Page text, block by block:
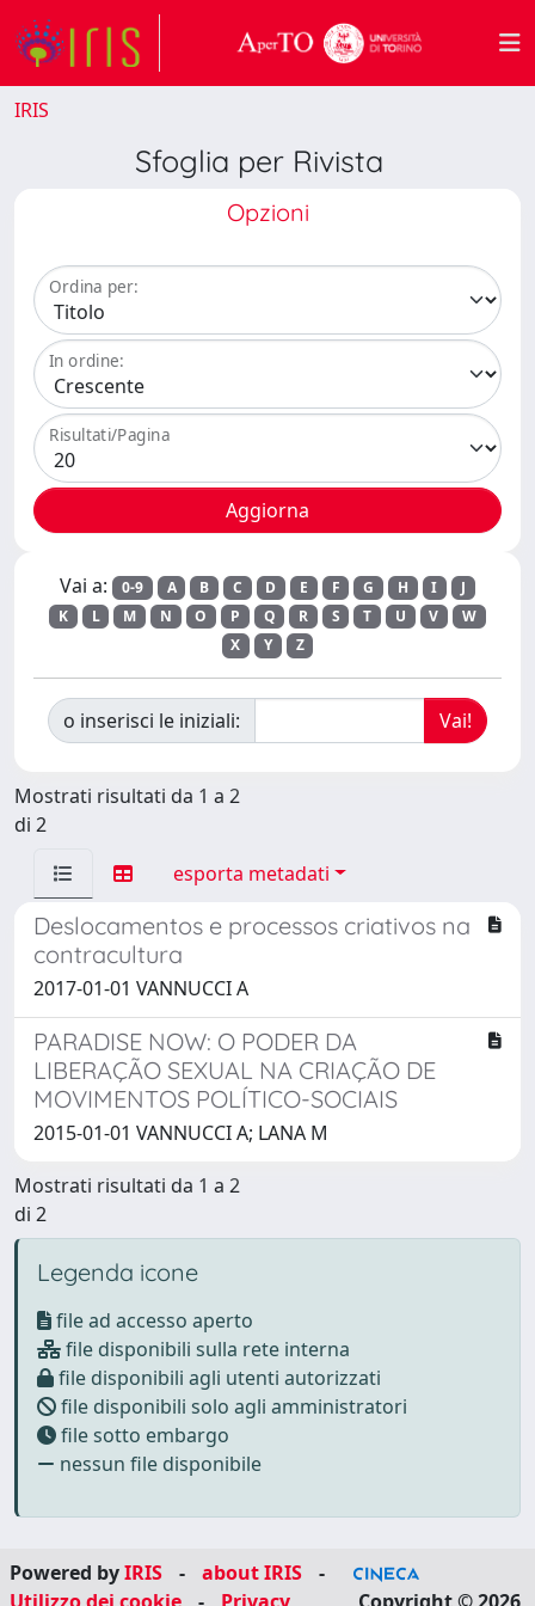
IRIS
Sfoglia per Rivista
Opzioni
Ordina per:
In ordine:
Risultati/Pagina
Vai a: 0-9 A B C D E F G H I
J
K
L M N O P Q R S T U V
W
X
Y Z
o inserisci le iniziali:
Mostrati risultati da 1 a 2
di 2
esporta metadati
Deslocamentos e processos criativos na
contracultura
2017-01-01 VANNUCCI A
PARADISE NOW: O PODER DA
LIBERAÇÃO SEXUAL NA CRIAÇÃO DE
MOVIMENTOS POLÍTICO-SOCIAIS
2015-01-01 VANNUCCI A; LANA M
Mostrati risultati da 1 a 2
di 2
Legenda icone
file ad accesso aperto
file disponibili sulla rete interna
file disponibili agli utenti autorizzati
file disponibili solo agli amministratori
file sotto embargo
nessun file disponibile
Powered byIRIS - about IRIS
-